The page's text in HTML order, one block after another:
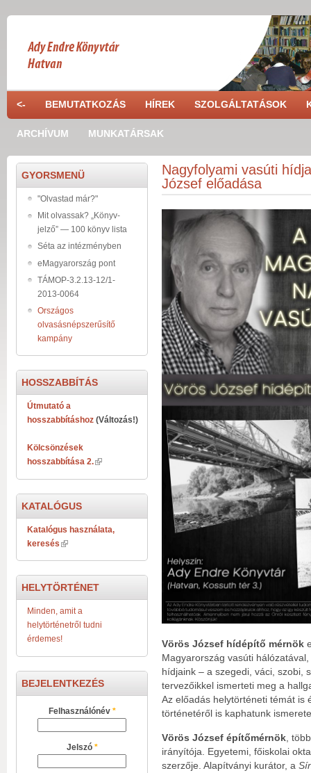
<- BEMUTATKOZÁS HÍREK SZOLGÁLTATÁSOK
ARCHÍVUM MUNKATÁRSAK
Nagyfolyami vasúti
József előadása
Vörös József hídépítő mérnök
Magyarország vasúti
hídjaink – a szegedi, váci, szobi,
tervezőikkel ismerteti meg a
Az előadás helytörténeti témát is
történetéről is kaphatunk
Vörös József építőmérnök ,
irányítója. Egyetemi, főiskolai
szerzője. Alapítványi kurátor, a
GYORSMENÜ
"Olvastad már?"
Mit olvassak? „Könyv-
jelző” — 100 könyv lista
Séta az intézményben
eMagyarország pont
TÁMOP-3.2.13-12/1-
2013-0064
Országos
olvasásnépszerűsítő
kampány
HOSSZABBÍTÁS
Útmutató a
hosszabbításhoz (Változás!)
Kölcsönzések
hosszabbítása 2.
KATALÓGUS
Katalógus használata,
keresés
HELYTÖRTÉNET
Minden, amit a
helytörténetről tudni
érdemes!
BEJELENTKEZÉS
Felhasználónév *
Jelszó *